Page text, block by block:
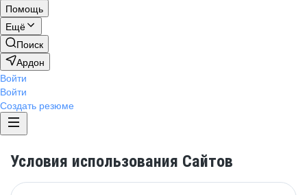
Помощь
Ещё
Поиск
Ардон
Войти
Войти
Создать резюме
Условия использования Сайтов